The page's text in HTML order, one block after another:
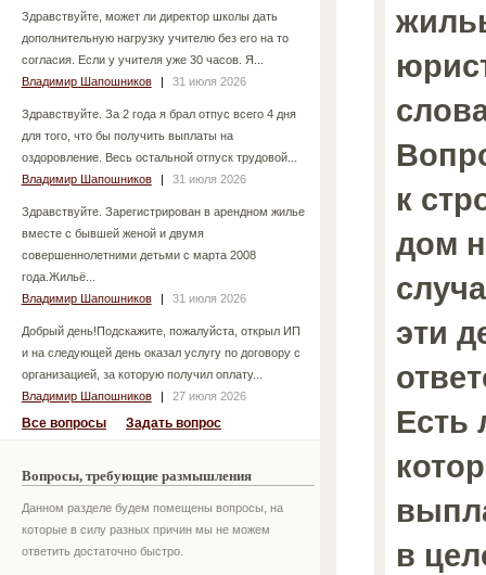
Здравствуйте, может ли директор школы дать
дополнительную нагрузку учителю без его на то
согласия. Если у учителя уже 30 часов. Я...
Владимир Шапошников
| 31 июля 2026
Здравствуйте. За 2 года я брал отпус всего 4 дня
для того, что бы получить выплаты на
оздоровление. Весь остальной отпуск трудовой...
Владимир Шапошников
| 31 июля 2026
Здравствуйте. Зарегистрирован в арендном жилье
вместе с бывшей женой и двумя
совершеннолетними детьми с марта 2008
года.Жильё...
Владимир Шапошников
| 31 июля 2026
Добрый день!Подскажите, пожалуйста, открыл ИП
и на следующей день оказал услугу по договору с
организацией, за которую получил оплату...
Владимир Шапошников
| 27 июля 2026
Все вопросы Задать вопрос
Вопросы, требующие размышления
Данном разделе будем помещены вопросы, на
которые в силу разных причин мы не можем
ответить достаточно быстро.
к
дом
эти
Есть
в